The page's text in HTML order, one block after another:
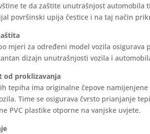
te da zaštite unutrašnjost
površinski upija čestice i na taj način
mjeri za određeni model vozila
dizajn unutrašnjosti vozila i
od proklizavanja
tepiha ima originalne čepove
Time se osigurava čvrsto prianjanje
PVC plastike otporne na vanjske uvjete.